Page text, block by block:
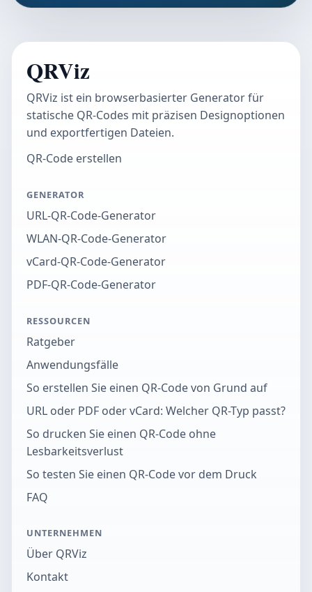
QRViz
QRViz ist ein browserbasierter Generator für
statische QR-Codes mit präzisen Designoptionen
und exportfertigen Dateien.
QR-Code erstellen
GENERATOR
URL-QR-Code-Generator
WLAN-QR-Code-Generator
vCard-QR-Code-Generator
PDF-QR-Code-Generator
RESSOURCEN
Ratgeber
Anwendungsfälle
So erstellen Sie einen QR-Code von Grund auf
URL oder PDF oder vCard: Welcher QR-Typ passt?
So drucken Sie einen QR-Code ohne
Lesbarkeitsverlust
So testen Sie einen QR-Code vor dem Druck
FAQ
UNTERNEHMEN
Über QRViz
Kontakt